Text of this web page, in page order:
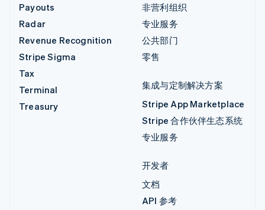
Payouts
Radar
Revenue Recognition
Stripe Sigma
Tax
Terminal
Treasury
非营利组织
专业服务
公共部门
零售
集成与定制解决方案
Stripe App Marketplace
Stripe 合作伙伴生态系统
专业服务
开发者
文档
API 参考